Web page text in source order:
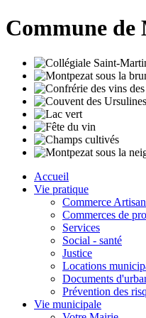
Commune de
Accueil
Vie pratique
Commerce
Commerces de
Services
Social - santé
Justice
Locations
Documents
Prévention des
Vie municipale